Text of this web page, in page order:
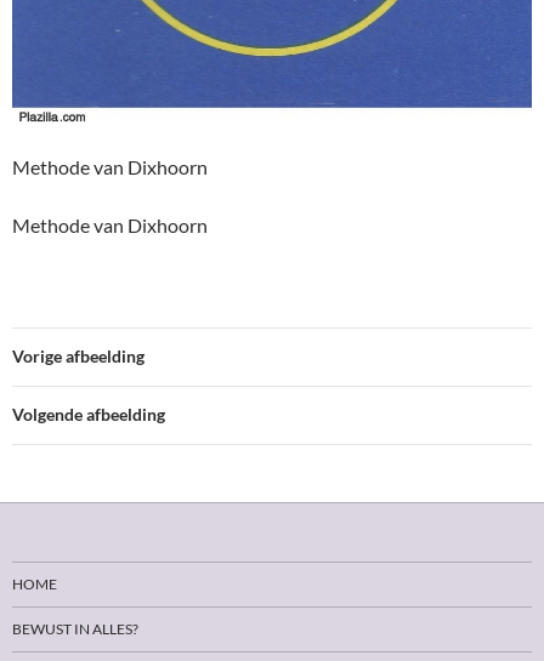
Methode van Dixhoorn
Methode van Dixhoorn
Vorige afbeelding
Volgende afbeelding
HOME
BEWUST IN ALLES?